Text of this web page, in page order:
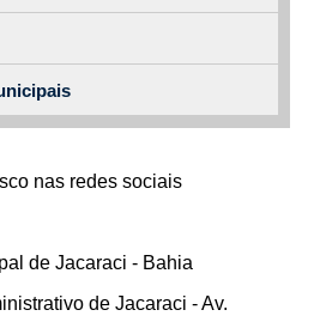
nas redes sociais
de Jacaraci - Bahia
de Jacaraci - Av.